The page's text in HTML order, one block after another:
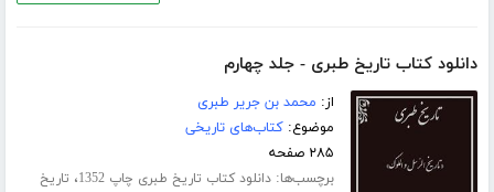
دانلود کتاب تاریخ طبری - جلد چهارم
از: محمد بن جریر طبری
موضوع:کتاب‌های تاریخی
۲۸۵ صفحه
برچسب‌ها:دانلود کتاب تاریخ طبری چاپ 1352 ، تاریخ